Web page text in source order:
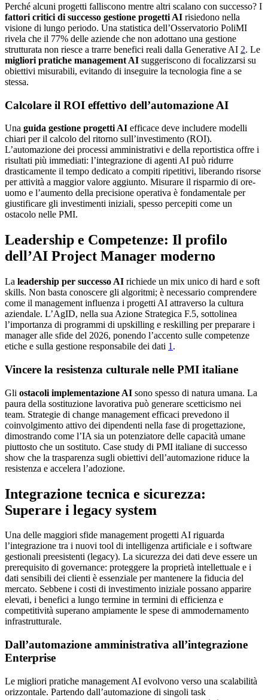
Perché alcuni progetti falliscono mentre altri scalano con successo? I
fattori critici di successo gestione progetti AI risiedono nella
visione di lungo periodo. Una statistica dell’Osservatorio PoliMI
rivela che il 77% delle aziende che non adottano una gestione
strutturata non riesce a trarre benefici reali dalla Generative AI 2. Le
migliori pratiche management AI suggeriscono di focalizzarsi su
obiettivi misurabili, evitando di inseguire la tecnologia fine a se
stessa.
Calcolare il ROI effettivo dell’automazione AI
Una guida gestione progetti AI efficace deve includere modelli
chiari per il calcolo del ritorno sull’investimento (ROI).
L’automazione dei processi amministrativi e della reportistica offre i
risultati più immediati: l’integrazione di agenti AI può ridurre
drasticamente il tempo dedicato a compiti ripetitivi, liberando risorse
per attività a maggior valore aggiunto. Misurare il risparmio di ore-
uomo e l’aumento della precisione operativa è fondamentale per
giustificare gli investimenti iniziali, spesso percepiti come un
ostacolo nelle PMI.
Leadership e Competenze: Il profilo
dell’AI Project Manager moderno
La leadership per successo AI richiede un mix unico di hard e soft
skills. Non basta conoscere gli algoritmi; è necessario comprendere
come il management influenza i progetti AI attraverso la cultura
aziendale. L’AgID, nella sua Azione Strategica F.5, sottolinea
l’importanza di programmi di upskilling e reskilling per preparare i
manager alle sfide del 2026, ponendo l’accento sulle competenze
etiche e sulla gestione responsabile dei dati 1 .
Vincere la resistenza culturale nelle PMI italiane
Gli ostacoli implementazione AI sono spesso di natura umana. La
paura della sostituzione lavorativa può generare scetticismo nei
team. Strategie di change management efficaci prevedono il
coinvolgimento attivo dei dipendenti nella fase di progettazione,
dimostrando come l’IA sia un potenziatore delle capacità umane
piuttosto che un sostituto. Case study di PMI italiane di successo
show che la trasparenza sugli obiettivi dell’automazione riduce la
resistenza e accelera l’adozione.
Integrazione tecnica e sicurezza:
Superare i legacy system
Una delle maggiori sfide management progetti AI riguarda
l’integrazione tra i nuovi tool di intelligenza artificiale e i software
gestionali preesistenti (legacy). La sicurezza dei dati deve essere un
prerequisito di governance: proteggere la proprietà intellettuale e i
dati sensibili dei clienti è essenziale per mantenere la fiducia del
mercato. Sebbene i costi di investimento iniziale possano apparire
elevati, i benefici a lungo termine in termini di efficienza e
competitività superano ampiamente le spese di ammodernamento
infrastrutturale.
Dall’automazione amministrativa all’integrazione
Enterprise
Le migliori pratiche management AI evolvono verso una scalabilità
orizzontale. Partendo dall’automazione di singoli task